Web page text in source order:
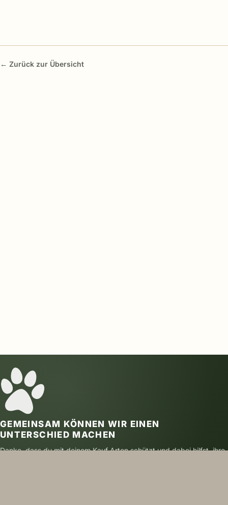
← Zurück zur Übersicht
GEMEINSAM KÖNNEN WIR EINEN
UNTERSCHIED MACHEN
Danke, dass du mit deinem Kauf Arten schützt und dabei hilfst, ihre